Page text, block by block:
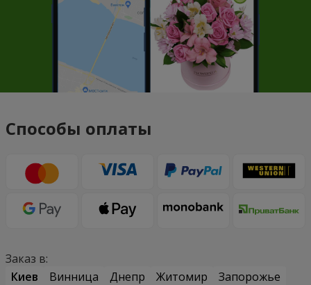
Способы оплаты
Заказ в:
Киев
Винница Днепр Житомир
Запорожье